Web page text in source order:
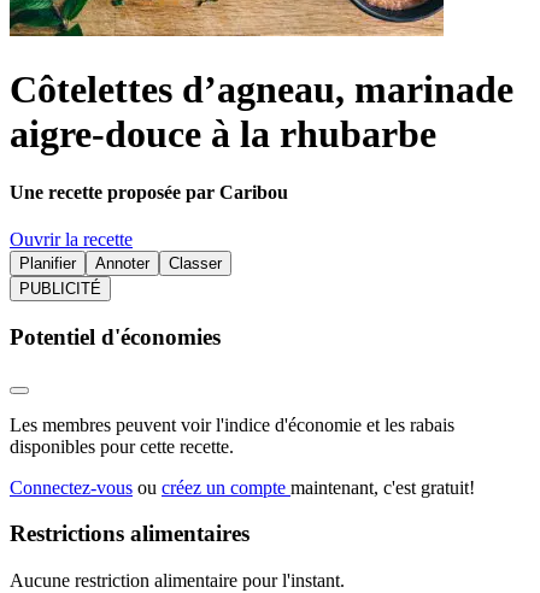
Côtelettes d’agneau, marinade
aigre-douce à la rhubarbe
Une recette proposée par Caribou
Ouvrir la recette
Planifier Annoter
Classer
PUBLICITÉ
Potentiel d'économies
Les membres peuvent voir l'indice d'économie et les rabais
disponibles pour cette recette.
Connectez-vous ou créez un compte maintenant, c'est gratuit!
Restrictions alimentaires
Aucune restriction alimentaire pour l'instant.